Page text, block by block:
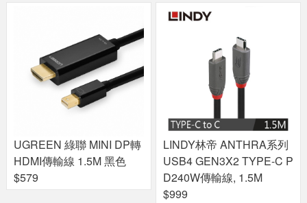
UGREEN 綠聯 MINI DP轉
HDMI傳輸線 1.5M 黑色
$579
LINDY林帝 ANTHRA系列
USB4 GEN3X2 TYPE-C P
D240W傳輸線, 1.5M
$999